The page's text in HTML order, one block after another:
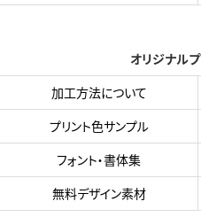
オリジナル
加工方法について
プリント色サンプル
フォント・書体集
無料デザイン素材